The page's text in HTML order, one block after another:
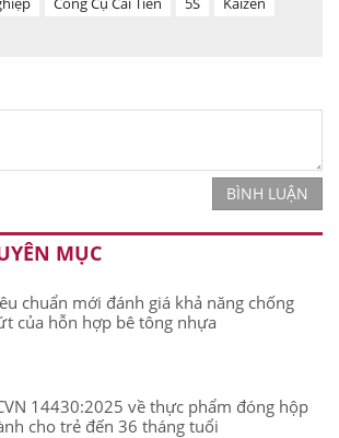
BÌNH LUẬN
MỤC
chuẩn mới đánh giá khả năng chống
của hỗn hợp bê tông nhựa
14430:2025 về thực phẩm đóng hộp
cho trẻ đến 36 tháng tuổi